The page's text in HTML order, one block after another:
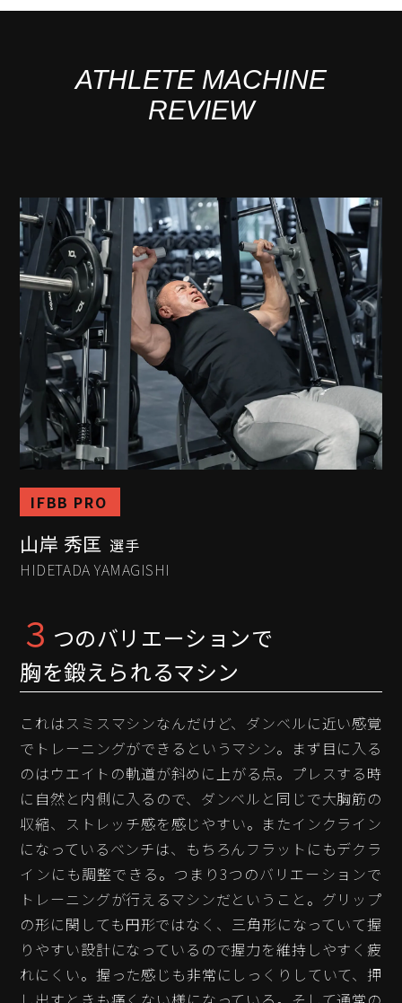
ATHLETE MACHINE
REVIEW
IFBB PRO
山岸 秀匡 選手
HIDETADA YAMAGISHI
３ つのバリエーションで
胸を鍛えられるマシン
これはスミスマシンなんだけど、ダンベルに近い感覚
でトレーニングができるというマシン。まず目に入る
のはウエイトの軌道が斜めに上がる点。プレスする時
に自然と内側に入るので、ダンベルと同じで大胸筋の
収縮、ストレッチ感を感じやすい。またインクライン
になっているベンチは、もちろんフラットにもデクラ
インにも調整できる。つまり3つのバリエーションで
トレーニングが行えるマシンだということ。グリップ
の形に関しても円形ではなく、三角形になっていて握
りやすい設計になっているので握力を維持しやすく疲
れにくい。握った感じも非常にしっくりしていて、押